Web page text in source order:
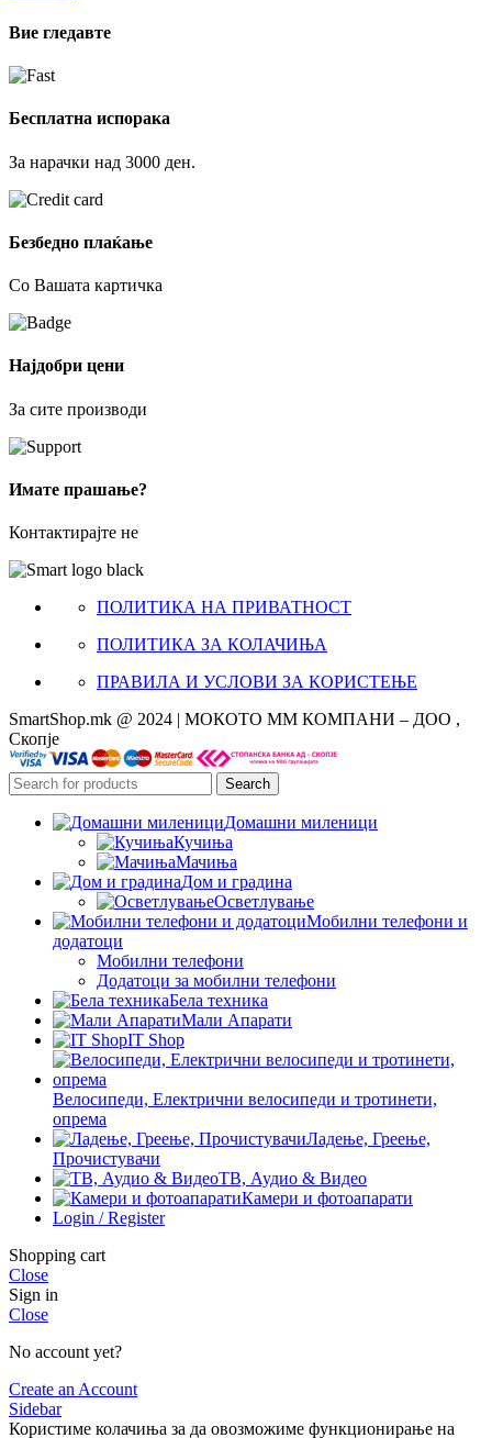
Вие гледавте
Бесплатна испорака
За нарачки над 3000 ден.
Безбедно плаќање
Со Вашата картичка
Најдобри цени
За сите производи
Имате прашање?
Контактирајте не
ПОЛИТИКА НА ПРИВАТНОСТ
ПОЛИТИКА ЗА КОЛАЧИЊА
ПРАВИЛА И УСЛОВИ ЗА КОРИСТЕЊЕ
SmartShop.mk @ 2024 | МОКОТО ММ КОМПАНИ – ДОО ,
Скопје
Search
Домашни миленици
Кучиња
Мачиња
Дом и градина
Осветлување
Мобилни телефони и
додатоци
Мобилни телефони
Додатоци за мобилни телефони
Бела техника
Мали Апарати
IT Shop
Велосипеди, Електрични велосипеди и тротинети,
опрема
Ладење, Греење,
Прочистувачи
ТВ, Аудио & Видео
Камери и фотоапарати
Login / Register
Shopping cart
Close
Sign in
Close
No account yet?
Create an Account
Sidebar
Користиме колачиња за да овозможиме функционирање на